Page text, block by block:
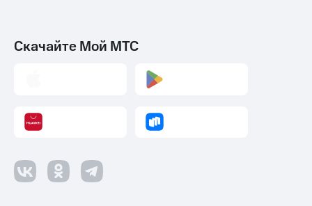
Скачайте Мой МТС